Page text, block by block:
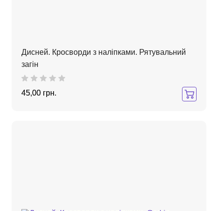
Дисней. Кросворди з наліпками. Рятувальний
загін
45,00 грн.